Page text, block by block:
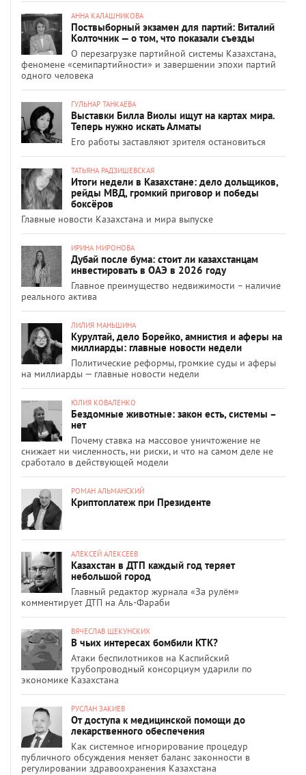
АННА КАЛАШНИКОВА
Поствыборный экзамен для партий: Виталий
Колточник — о том, что показали съезды
О перезагрузке партийной системы Казахстана,
феномене «семипартийности» и завершении эпохи партий
одного человека
ГУЛЬНАР ТАНКАЕВА
Выставки Билла Виолы ищут на картах мира.
Теперь нужно искать Алматы
Его работы заставляют зрителя остановиться
ТАТЬЯНА РАДЗИШЕВСКАЯ
Итоги недели в Казахстане: дело дольщиков,
рейды МВД, громкий приговор и победы
боксёров
Главные новости Казахстана и мира выпуске
ИРИНА МИРОНОВА
Дубай после бума: стоит ли казахстанцам
инвестировать в ОАЭ в 2026 году
Главное преимущество недвижимости – наличие
реального актива
ЛИЛИЯ МАНЬШИНА
Курултай, дело Борейко, амнистия и аферы на
миллиарды: главные новости недели
Политические реформы, громкие суды и аферы
на миллиарды — главные новости недели
ЮЛИЯ КОВАЛЕНКО
Бездомные животные: закон есть, системы –
нет
Почему ставка на массовое уничтожение не
снижает ни численность, ни риски, и что на самом деле не
сработало в действующей модели
РОМАН АЛЬМАНСКИЙ
Криптоплатеж при Президенте
АЛЕКСЕЙ АЛЕКСЕЕВ
Казахстан в ДТП каждый год теряет
небольшой город
Главный редактор журнала «За рулём»
комментирует ДТП на Аль-Фараби
ВЯЧЕСЛАВ ЩЕКУНСКИХ
В чьих интересах бомбили КТК?
Атаки беспилотников на Каспийский
трубопроводный консорциум ударили по
экономике Казахстана
РУСЛАН ЗАКИЕВ
От доступа к медицинской помощи до
лекарственного обеспечения
Как системное игнорирование процедур
публичного обсуждения меняет баланс законности в
регулировании здравоохранения Казахстана